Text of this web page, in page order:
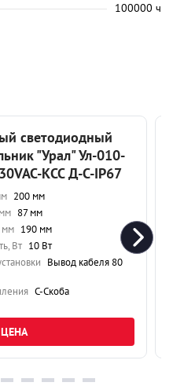
100000 ч
светодиодный
"Урал" Ул-010-
КСС Д-С-IP67
200 мм
87 мм
мм 190 мм
Вт 10 Вт
Вывод кабеля 80
С-Скоба